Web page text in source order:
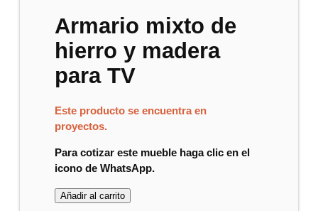
Armario mixto de
hierro y madera
para TV
Este producto se encuentra en
proyectos.
Para cotizar este mueble haga clic en el
icono de WhatsApp.
Añadir al carrito